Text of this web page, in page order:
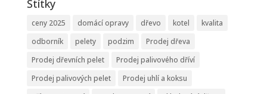
Štítky
ceny 2025 domácí opravy dřevo kotel
kvalita
odborník
pelety podzim
Prodej dřeva
Prodej dřevních pelet
Prodej palivového dříví
Prodej palivových pelet
Prodej uhlí a koksu